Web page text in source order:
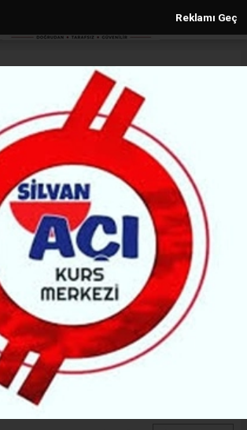
Reklamı Geç
30 Yıllık Lezzet
İsot Kebap İsveçlilerin
Oldu
DIYARBAKIR
| 18.05.2026 - 15:49, Güncelleme: 18.05.2026 - 15:49
112334+ kez okundu.
Stockholm’ün Farsta semtinde
Kolgrill & Meze” adlı kebap
hem Türklerin hem de İsveçlilerin
sürdürüyor. İşletme sahibi
aynı kalite ve samimiyetle
söyledi.